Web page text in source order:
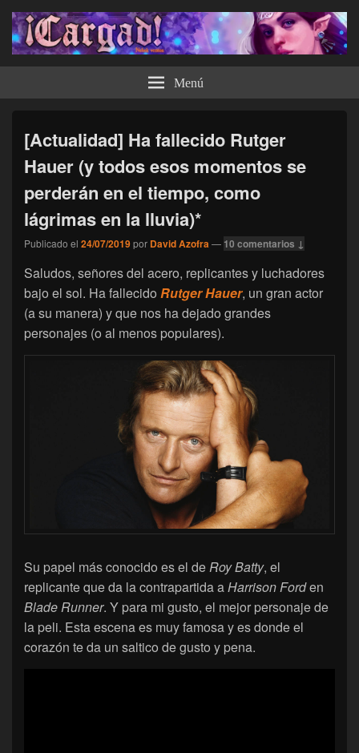
¡Cargad! Menú
[Actualidad] Ha fallecido Rutger
Hauer (y todos esos momentos se
perderán en el tiempo, como
lágrimas en la lluvia)*
Publicado el 24/07/2019por David Azofra— 10 comentarios ↓
Saludos, señores del acero, replicantes y luchadores
bajo el sol. Ha fallecido Rutger Hauer, un gran actor
(a su manera) y que nos ha dejado grandes
personajes (o al menos populares).
Su papel más conocido es el de Roy Batty, el
replicante que da la contrapartida aHarrison Forden
Blade Runner. Y para mi gusto, el mejor personaje de
la peli. Esta escena es muy famosa y es donde el
corazón te da un saltico de gusto y pena.